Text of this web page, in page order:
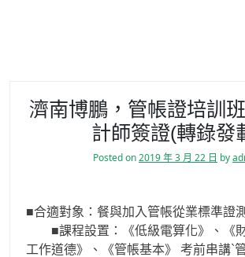
濟南博鵬，管帳證培訓
計師簽證(轉錄發
Posted on2019 年 3 月 22 日 by
■合適對象：餐與加入管帳從業標準證
■課程設置：《低級電算化》、《
工作道德》、《管帳基本》 考前串講`